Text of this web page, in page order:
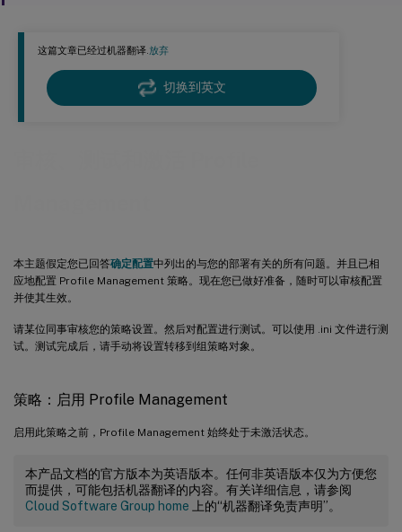
这篇文章已经过机器翻译.放弃
切换到英文
本主题假定您已回答确定配置中列出的与您的部署有关的所有问题。并且已相
应地配置 Profile Management 策略。现在您已做好准备，随时可以审核配置
并使其生效。
请某位同事审核您的策略设置。然后对配置进行测试。可以使用 .ini 文件进行测
试。测试完成后，请手动将设置转移到组策略对象。
策略：启用 Profile Management
启用此策略之前，Profile Management 始终处于未激活状态。
本产品文档的官方版本为英语版本。任何非英语版本仅为方便您
而提供，可能包括机器翻译的内容。有关详细信息，请参阅
Cloud Software Group home 上的“机器翻译免责声明”。